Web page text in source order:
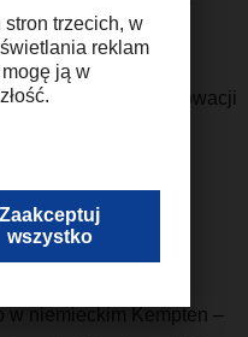
to niewątpliwie
korzystaniu z
lidera innowacji
w niemieckim Kempten –